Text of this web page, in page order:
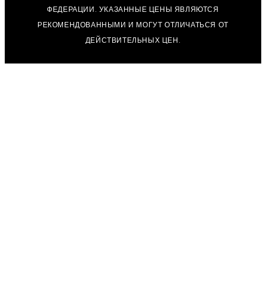
ФЕДЕРАЦИИ. УКАЗАННЫЕ ЦЕНЫ ЯВЛЯЮТСЯ
РЕКОМЕНДОВАННЫМИ И МОГУТ ОТЛИЧАТЬСЯ ОТ
ДЕЙСТВИТЕЛЬНЫХ ЦЕН.